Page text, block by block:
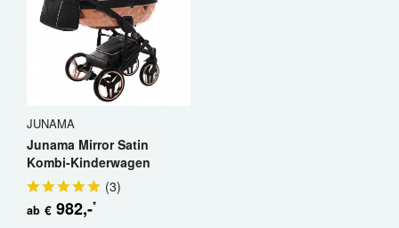
JUNAMA
Junama Mirror Satin
Kombi-Kinderwagen
(3)
ab € 982,-*